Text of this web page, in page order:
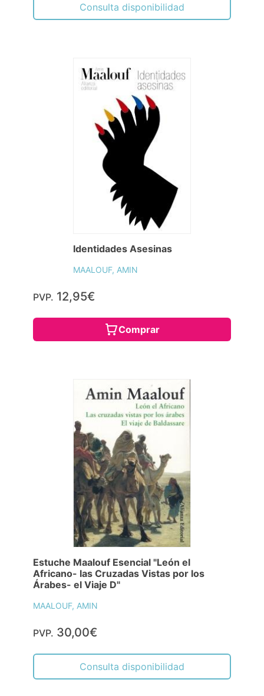
Consulta disponibilidad
Identidades Asesinas
MAALOUF, AMIN
PVP. 12,95€
Comprar
Estuche Maalouf Esencial "León el
Africano- las Cruzadas Vistas por los
Árabes- el Viaje D"
MAALOUF, AMIN
PVP. 30,00€
Consulta disponibilidad